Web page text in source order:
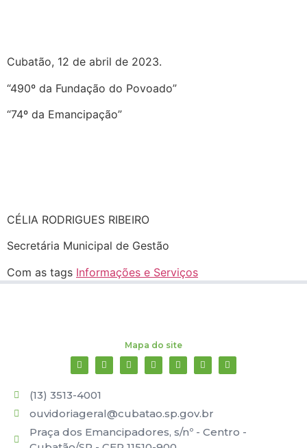
Cubatão, 12 de abril de 2023.
“490º da Fundação do Povoado”
“74º da Emancipação”
CÉLIA RODRIGUES RIBEIRO
Secretária Municipal de Gestão
Com as tags Informações e Serviços
Mapa do site
(13) 3513-4001
ouvidoriageral@cubatao.sp.gov.br
Praça dos Emancipadores, s/nº - Centro -